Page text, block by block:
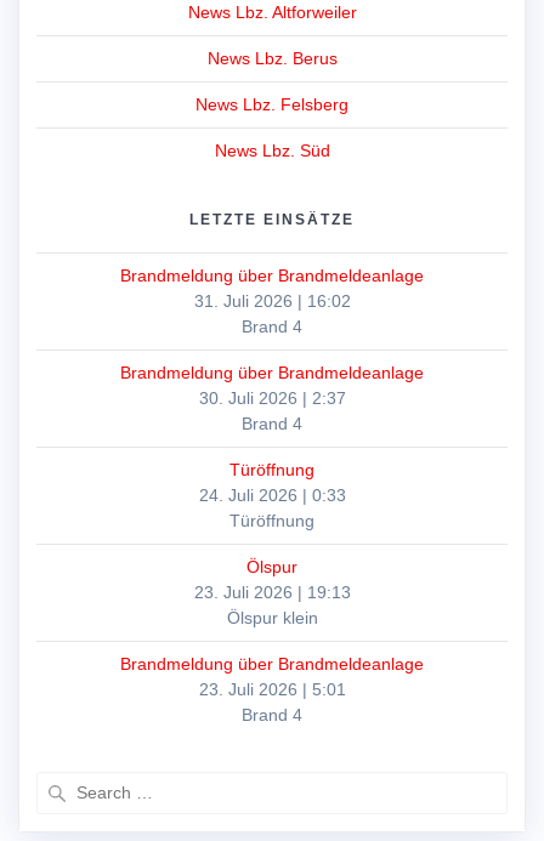
News Lbz. Altforweiler
News Lbz. Berus
News Lbz. Felsberg
News Lbz. Süd
LETZTE EINSÄTZE
Brandmeldung über Brandmeldeanlage
31. Juli 2026 | 16:02
Brand 4
Brandmeldung über Brandmeldeanlage
30. Juli 2026 | 2:37
Brand 4
Türöffnung
24. Juli 2026 | 0:33
Türöffnung
Ölspur
23. Juli 2026 | 19:13
Ölspur klein
Brandmeldung über Brandmeldeanlage
23. Juli 2026 | 5:01
Brand 4